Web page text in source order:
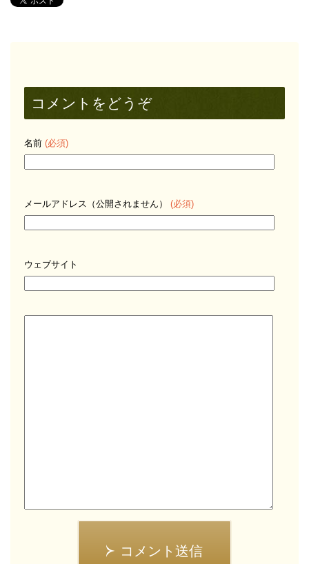
コメントをどうぞ
名前 (必須)
メールアドレス（公開されません） (必須)
ウェブサイト
コメント送信